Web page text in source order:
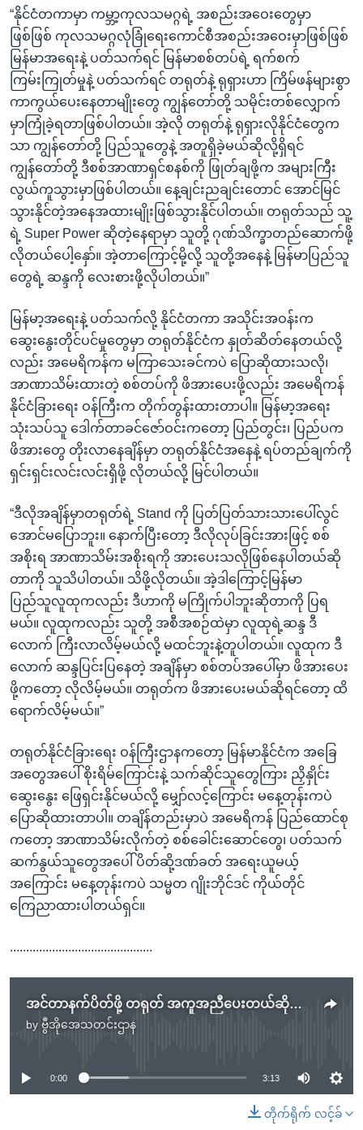
“နိုင်ငံတကာမှာ ကမ္ဘာ့ကုလသမဂ္ဂရဲ့ အစည်းအဝေးတွေမှာ
ဖြစ်ဖြစ် ကုလသမဂ္ဂလုံခြုံရေးကောင်စီအစည်းအဝေးမှာဖြစ်ဖြစ်
မြန်မာအရေးနဲ့ ပတ်သက်ရင် မြန်မာစစ်တပ်ရဲ့ ရက်စက်
ကြမ်းကြုတ်မှုနဲ့ ပတ်သက်ရင် တရုတ်နဲ့ ရုရှားဟာ ကြိမ်ဖန်များစွာ
ကာကွယ်ပေးနေတာမျိုးတွေ ကျွန်တော်တို့ သမိုင်းတစ်လျှောက်
မှာကြုံခဲ့ရတာဖြစ်ပါတယ်။ အဲ့လို တရုတ်နဲ့ ရုရှားလိုနိုင်ငံတွေက
သာ ကျွန်တော်တို့ ပြည်သူတွေနဲ့ အတူရှိခဲ့မယ်ဆိုလို့ရှိရင်
ကျွန်တော်တို့ ဒီစစ်အာဏာရှင်စနစ်ကို ဖြုတ်ချဖို့က အများကြီး
လွယ်ကူသွားမှာဖြစ်ပါတယ်။ နေ့ချင်းညချင်းတောင် အောင်မြင်
သွားနိုင်တဲ့အနေအထားမျိုးဖြစ်သွားနိုင်ပါတယ်။ တရုတ်သည် သူ့
ရဲ့ Super Power ဆိုတဲ့နေရာမှာ သူတို့ ဂုဏ်သိက္ခာတည်ဆောက်ဖို့
လိုတယ်ပေါ့နှော်။ အဲ့တာကြောင့်မို့လို့ သူတို့အနေနဲ့ မြန်မာပြည်သူ
တွေရဲ့ ဆန္ဒကို လေးစားဖို့လိုပါတယ်။”
မြန်မာ့အရေးနဲ့ ပတ်သက်လို့ နိုင်ငံတကာ အသိုင်းအဝန်းက
ဆွေးနွေးတိုင်ပင်မှုတွေမှာ တရုတ်နိုင်ငံက နှုတ်ဆိတ်နေတယ်လို့
လည်း အမေရိကန်က မကြာသေးခင်ကပဲ ပြောဆိုထားသလို၊
အာဏာသိမ်းထားတဲ့ စစ်တပ်ကို ဖိအားပေးဖို့လည်း အမေရိကန်
နိုင်ငံခြားရေး ဝန်ကြီးက တိုက်တွန်းထားတာပါ။ မြန်မာ့အရေး
သုံးသပ်သူ ဒေါက်တာခင်ဇော်ဝင်းကတော့ ပြည်တွင်း၊ ပြည်ပက
ဖိအားတွေ တိုးလာနေချိန်မှာ တရုတ်နိုင်ငံအနေနဲ့ ရပ်တည်ချက်ကို
ရှင်းရှင်းလင်းလင်းရှိဖို့ လိုတယ်လို့ မြင်ပါတယ်။
“ဒီလိုအချိန်မှာတရုတ်ရဲ့ Stand ကို ပြတ်ပြတ်သားသားပေါ်လွင်
အောင်မပြောဘူး။ နောက်ပြီးတော့ ဒီလိုလုပ်ခြင်းအားဖြင့် စစ်
အစိုးရ အာဏာသိမ်းအစိုးရကို အားပေးသလိုဖြစ်နေပါတယ်ဆို
တာကို သူသိပါတယ်။ သိဖို့လိုတယ်။ အဲ့ဒါကြောင့်မြန်မာ
ပြည်သူလူထုကလည်း ဒီဟာကို မကြိုက်ပါဘူးဆိုတာကို ပြရ
မယ်။ လူထုကလည်း သူတို့ အစီအစဉ်ထဲမှာ လူထုရဲ့ဆန္ဒ ဒီ
လောက် ကြီးလာလိမ့်မယ်လို့ မထင်ဘူးနဲ့တူပါတယ်။ လူထုက ဒီ
လောက် ဆန္ဒပြင်းပြနေတဲ့ အချိန်မှာ စစ်တပ်အပေါ်မှာ ဖိအားပေး
ဖို့ကတော့ လိုလိမ့်မယ်။ တရုတ်က ဖိအားပေးမယ်ဆိုရင်တော့ ထိ
ရောက်လိမ့်မယ်။”
တရုတ်နိုင်ငံခြားရေး ဝန်ကြီးဌာနကတော့ မြန်မာနိုင်ငံက အခြေ
အတွေအပေါ် စိုးရိမ်ကြောင်းနဲ့ သက်ဆိုင်သူတွေကြား ညှိနှိုင်း
ဆွေးနွေး ဖြေရှင်းနိုင်မယ်လို့ မျှော်လင့်ကြောင်း မနေ့တုန်းကပဲ
ပြောဆိုထားတာပါ။ တချိန်တည်းမှာပဲ အမေရိကန် ပြည်ထောင်စု
ကတော့ အာဏာသိမ်းလိုက်တဲ့ စစ်ခေါင်းဆောင်တွေ၊ ပတ်သက်
ဆက်နွယ်သူတွေအပေါ် ပိတ်ဆို့ဒဏ်ခတ် အရေးယူမယ့်
အကြောင်း မနေ့တုန်းကပဲ သမ္မတ ဂျိုးဘိုင်ဒင် ကိုယ်တိုင်
ကြေညာထားပါတယ်ရှင်။
............................................
အင်တာနက်ပိတ်ဖို့ တရုတ် အကူအညီပေးတယ်ဆိုတဲ့အပေါ် ဆန္ဒပြကန့်ကွက်
by ဗွီအိုအေသတင်းဌာန
No media source currently available
0:00 3:13
တိုက်ရိုက် လင့်ခ်